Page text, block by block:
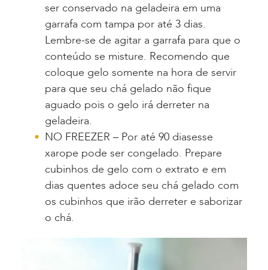
ser conservado na geladeira em uma
garrafa com tampa por até 3 dias.
Lembre-se de agitar a garrafa para que o
conteúdo se misture. Recomendo que
coloque gelo somente na hora de servir
para que seu chá gelado não fique
aguado pois o gelo irá derreter na
geladeira.
NO FREEZER – Por até 90 diasesse
xarope pode ser congelado. Prepare
cubinhos de gelo com o extrato e em
dias quentes adoce seu chá gelado com
os cubinhos que irão derreter e saborizar
o chá.